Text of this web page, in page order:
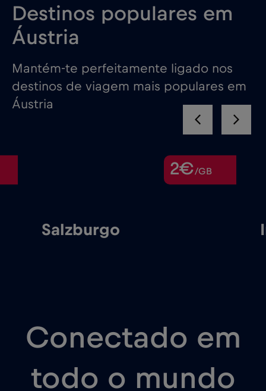
Destinos populares em
Áustria
Mantém-te perfeitamente ligado nos
destinos de viagem mais populares em
Áustria
2€/GB
Salzburgo
Conectado em
todo o mundo